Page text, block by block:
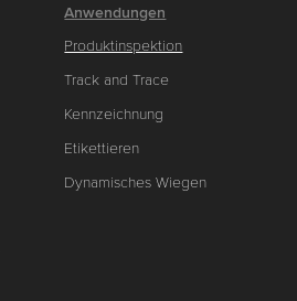
Anwendungen
Produktinspektion
Track and Trace
Kennzeichnung
Etikettieren
Dynamisches Wiegen